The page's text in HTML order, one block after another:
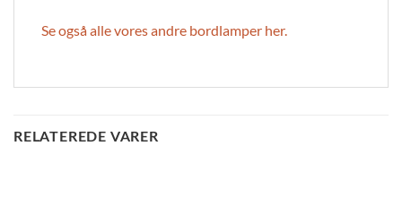
Se også alle vores andre bordlamper her.
RELATEREDE VARER